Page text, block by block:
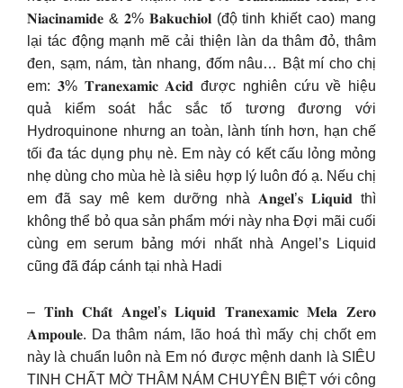
𝐍𝐢𝐚𝐜𝐢𝐧𝐚𝐦𝐢𝐝𝐞 & 𝟐% 𝐁𝐚𝐤𝐮𝐜𝐡𝐢𝐨𝐥 (độ tinh khiết cao) mang
lại tác động mạnh mẽ cải thiện làn da thâm đỏ, thâm
đen, sạm, nám, tàn nhang, đốm nâu… Bật mí cho chị
em: 𝟑% 𝐓𝐫𝐚𝐧𝐞𝐱𝐚𝐦𝐢𝐜 𝐀𝐜𝐢𝐝 được nghiên cứu về hiệu
quả kiểm soát hắc sắc tố tương đương với
Hydroquinone nhưng an toàn, lành tính hơn, hạn chế
tối đa tác dụng phụ nè. Em này có kết cấu lỏng mỏng
nhẹ dùng cho mùa hè là siêu hợp lý luôn đó ạ. Nếu chị
em đã say mê kem dưỡng nhà 𝐀𝐧𝐠𝐞𝐥’𝐬 𝐋𝐢𝐪𝐮𝐢𝐝 thì
không thể bỏ qua sản phẩm mới này nha Đợi mãi cuối
cùng em serum bảng mới nhất nhà Angel’s Liquid
cũng đã đáp cánh tại nhà Hadi
– 𝐓𝐢𝐧𝐡 𝐂𝐡𝐚̂́𝐭 𝐀𝐧𝐠𝐞𝐥’𝐬 𝐋𝐢𝐪𝐮𝐢𝐝 𝐓𝐫𝐚𝐧𝐞𝐱𝐚𝐦𝐢𝐜 𝐌𝐞𝐥𝐚 𝐙𝐞𝐫𝐨
𝐀𝐦𝐩𝐨𝐮𝐥𝐞. Da thâm nám, lão hoá thì mấy chị chốt em
này là chuẩn luôn nà Em nó được mệnh danh là SIÊU
TINH CHẤT MỜ THÂM NÁM CHUYÊN BIỆT với công